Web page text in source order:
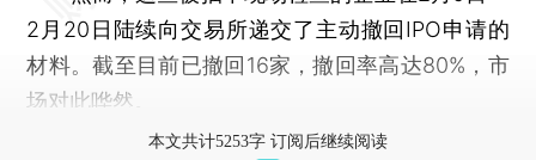
2月20日陆续向交易所递交了主动撤回IPO申请的
材料。截至目前已撤回16家，撤回率高达80%，市
场对此哗然。
本文共计5253字 订阅后继续阅读